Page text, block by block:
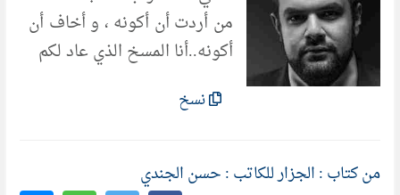
من أردت أن أكونه ، و أخاف أن
أكونه..أنا المسخ الذي عاد لكم
نسخ
من كتاب : الجزار للكاتب : حسن الجندي